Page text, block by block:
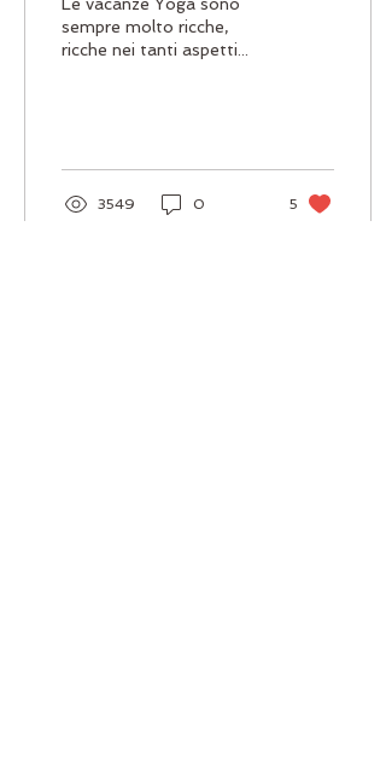
sempre molto ricche,
ricche nei tanti aspetti...
3549 0 5